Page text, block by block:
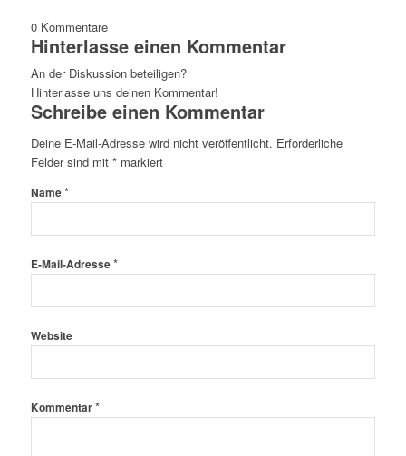
0 Kommentare
Hinterlasse einen Kommentar
An der Diskussion beteiligen?
Hinterlasse uns deinen Kommentar!
Schreibe einen Kommentar
Deine E-Mail-Adresse wird nicht veröffentlicht. Erforderliche
Felder sind mit *markiert
Name*
E-Mail-Adresse*
Website
Kommentar*